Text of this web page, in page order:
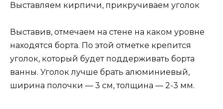
Выставляем кирпичи, прикручиваем уголок
Выставив, отмечаем на стене на каком уровне
находятся борта. По этой отметке крепится
уголок, который будет поддерживать борта
ванны. Уголок лучше брать алюминиевый,
ширина полочки — 3 см, толщина — 2-3 мм.